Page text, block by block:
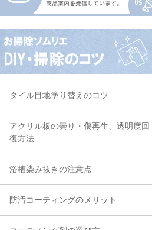
タイル目地塗り替えのコツ
アクリル板の曇り・傷再生、透明度回
復方法
浴槽染み抜きの注意点
防汚コーティングのメリット